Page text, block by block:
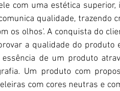
com uma estética superior,
qualidade, trazendo
os olhos'. A conquista do
a qualidade do produto
de um produto
Um produto com
com cores neutras e